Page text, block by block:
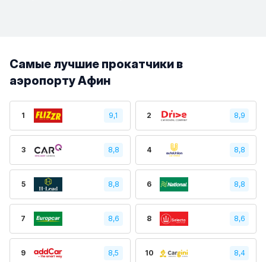
Самые лучшие прокатчики в
аэропорту Афин
1 9,1 2 8,9
3 8,8 4 8,8
5 8,8 6 8,8
7 8,6 8 8,6
9 8,5 10 8,4